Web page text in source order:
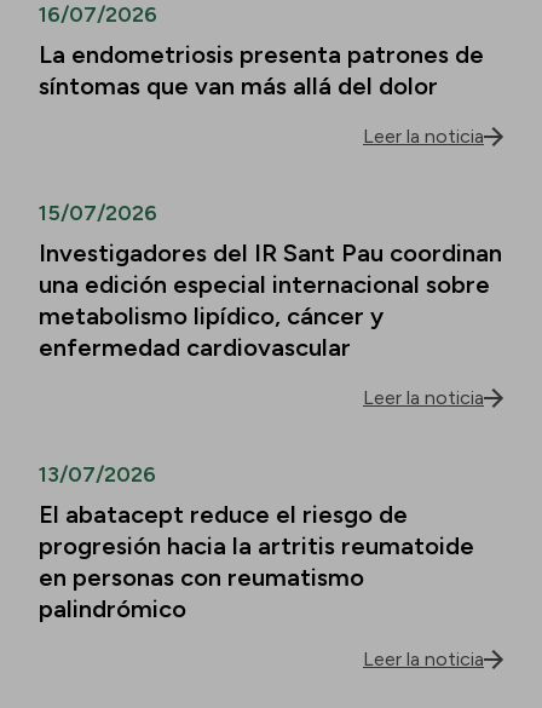
16/07/2026
La endometriosis presenta patrones de
síntomas que van más allá del dolor
Leer la noticia
15/07/2026
Investigadores del IR Sant Pau coordinan
una edición especial internacional sobre
metabolismo lipídico, cáncer y
enfermedad cardiovascular
Leer la noticia
13/07/2026
El abatacept reduce el riesgo de
progresión hacia la artritis reumatoide
en personas con reumatismo
palindrómico
Leer la noticia